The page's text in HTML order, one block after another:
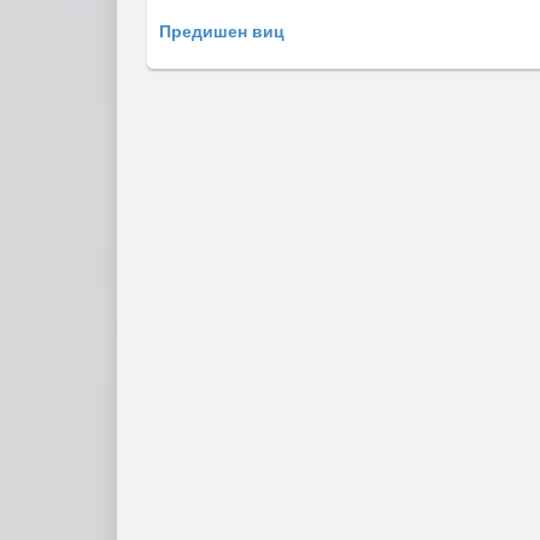
Предишен виц